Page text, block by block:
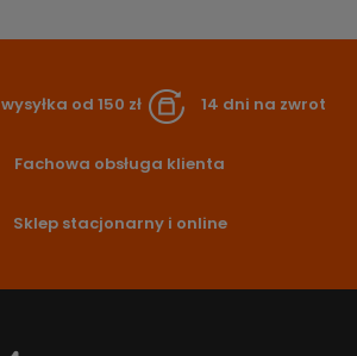
od 150 zł 14 dni na zwrot
Fachowa obsługa klienta
Sklep stacjonarny i online